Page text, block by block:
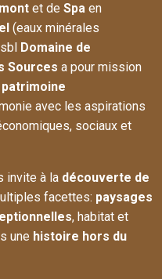
et de Spa en
(eaux minérales
Domaine de
Sources a pour mission
avec les aspirations
sociaux et
invite à la découverte de
facettes: paysages
, habitat et
une histoire hors du